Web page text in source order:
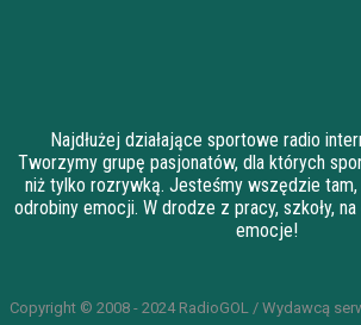
Najdłużej działające sportowe radio
Tworzymy grupę pasjonatów, dla których
niż tylko rozrywką. Jesteśmy wszędzie
odrobiny emocji. W drodze z pracy, szkoły,
emocje!
Copyright © 2008 - 2024 RadioGOL / Wydawcą